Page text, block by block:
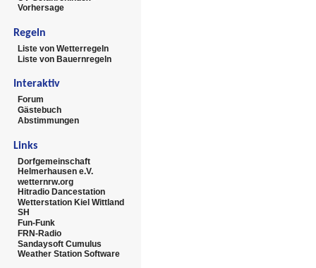
Vorhersage
Regeln
Liste von Wetterregeln
Liste von Bauernregeln
Interaktiv
Forum
Gästebuch
Abstimmungen
Links
Dorfgemeinschaft
Helmerhausen e.V.
wetternrw.org
Hitradio Dancestation
Wetterstation Kiel Wittland
SH
Fun-Funk
FRN-Radio
Sandaysoft Cumulus
Weather Station Software